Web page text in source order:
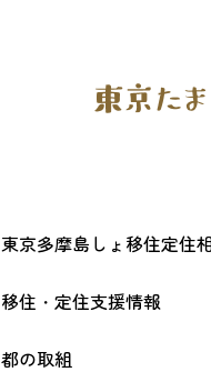
東京多摩島しょ移住定住
移住・定住支援情報
都の取組